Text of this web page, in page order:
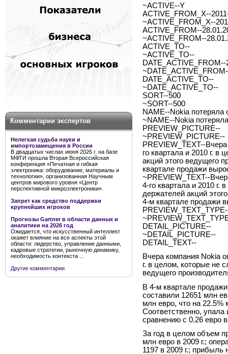
Комментарии экспертов
Нелегкая судьба науки и
импортозамещения в России
В двадцатых числах июня 2026 г. на базе
МФТИ прошла Вторая Всероссийская
конференция «Печатная и гибкая
электроника: оборудование, материалы и
технологии», организованная Научным
центров мирового уровня «Центр
перспективной микроэлектроники».
Запрет как средство поддержки
крупнейших игроков
Прогнозы Gartner в области данных и
аналитики на 2026 год
Ожидается, что искусственный интеллект
окажет влияние на все аспекты этой
области: лидерство, управление данными,
кадровые стратегии, рыночную динамику,
необходимость контекста ...
Другие комментарии
~ACTIVE--Y
ACTIVE_FROM_X--
~ACTIVE_FROM_X--
ACTIVE_FROM--
~ACTIVE_FROM--
ACTIVE_TO--
~ACTIVE_TO--
DATE_ACTIVE_FROM--
DATE_ACTIVE_TO--
~DATE_ACTIVE_TO--
SORT--500
~SORT--500
NAME--Nokia
~NAME--Nokia
PREVIEW_PICTURE--
~PREVIEW_PICTURE--
PREVIEW_TEXT--
го квартала и 2010 г.
акций этого ведущего
квартале продажи
~PREVIEW_TEXT--
4-го квартала и 2010
держателей акций
4-м квартале продажи
DETAIL_PICTURE--
~DETAIL_PICTURE--
DETAIL_TEXT--
Вчера компания Nokia
г. в целом, которые не
ведущего
В 4-м квартале
составили 12651 млн
млн евро, что на 22.5%
Соответственно,
сравнению с 0.26 евро
За год в целом объем
млн евро в 2009 г.;
1197 в 2009 г.; прибыль